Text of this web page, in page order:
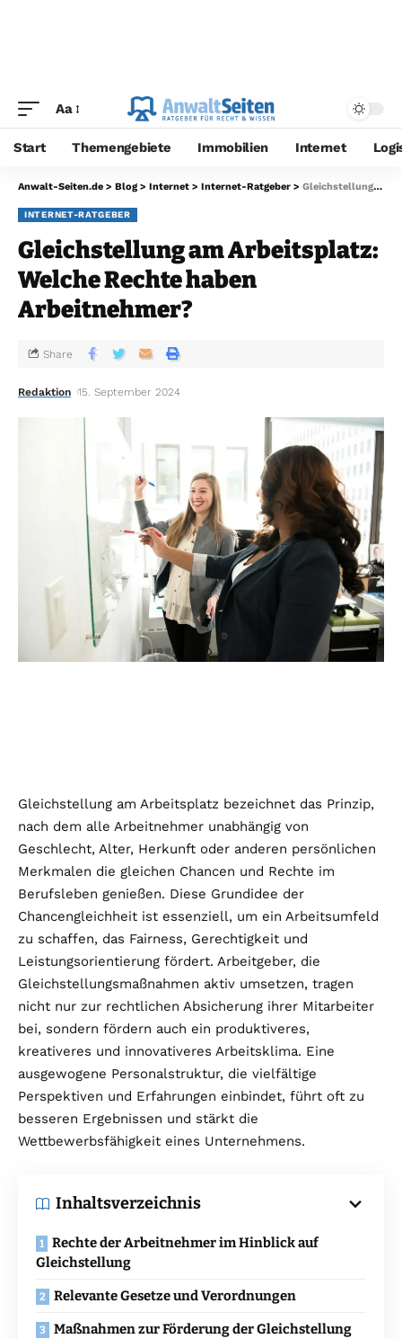
Aa
Start Themengebiete Immobilien Internet
Anwalt-Seiten.de > Blog > Internet > Internet-Ratgeber > Gleichstellung am Arbeitsplatz: Welche Rechte haben Arbeitnehmer?
INTERNET-RATGEBER
Gleichstellung am Arbeitsplatz:
Welche Rechte haben
Arbeitnehmer?
Redaktion 15. September 2024
Share
Gleichstellung am Arbeitsplatz bezeichnet das Prinzip,
nach dem alle Arbeitnehmer unabhängig von
Geschlecht, Alter, Herkunft oder anderen persönlichen
Merkmalen die gleichen Chancen und Rechte im
Berufsleben genießen. Diese Grundidee der
Chancengleichheit ist essenziell, um ein Arbeitsumfeld
zu schaffen, das Fairness, Gerechtigkeit und
Leistungsorientierung fördert. Arbeitgeber, die
Gleichstellungsmaßnahmen aktiv umsetzen, tragen
nicht nur zur rechtlichen Absicherung ihrer Mitarbeiter
bei, sondern fördern auch ein produktiveres,
kreativeres und innovativeres Arbeitsklima. Eine
ausgewogene Personalstruktur, die vielfältige
Perspektiven und Erfahrungen einbindet, führt oft zu
besseren Ergebnissen und stärkt die
Wettbewerbsfähigkeit eines Unternehmens.
Inhaltsverzeichnis
Rechte der Arbeitnehmer im Hinblick auf
Gleichstellung
Relevante Gesetze und Verordnungen
Maßnahmen zur Förderung der Gleichstellung